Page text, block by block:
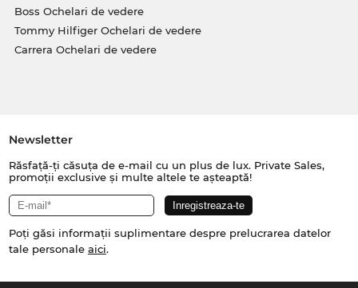
Boss Ochelari de vedere
Tommy Hilfiger Ochelari de vedere
Carrera Ochelari de vedere
Newsletter
Răsfață-ți căsuța de e-mail cu un plus de lux. Private Sales,
promoții exclusive și multe altele te așteaptă!
Poți găsi informații suplimentare despre prelucrarea datelor
tale personale aici.